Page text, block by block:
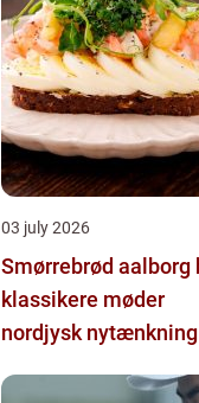
03 july 2026
Smørrebrød aalborg hvor
klassikere møder
nordjysk nytænkning